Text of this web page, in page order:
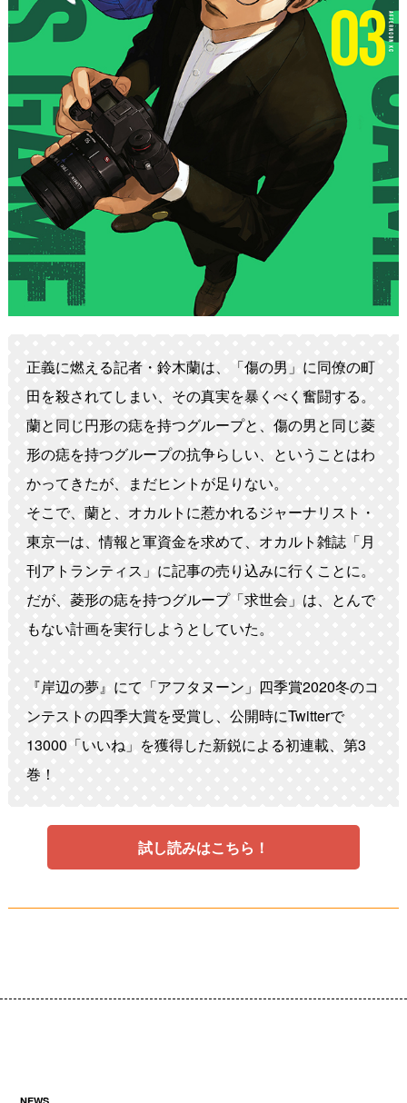
正義に燃える記者・鈴木蘭は、「傷の男」に同僚の町
田を殺されてしまい、その真実を暴くべく奮闘する。
蘭と同じ円形の痣を持つグループと、傷の男と同じ菱
形の痣を持つグループの抗争らしい、ということはわ
かってきたが、まだヒントが足りない。
そこで、蘭と、オカルトに惹かれるジャーナリスト・
東京一は、情報と軍資金を求めて、オカルト雑誌「月
刊アトランティス」に記事の売り込みに行くことに。
だが、菱形の痣を持つグループ「求世会」は、とんで
もない計画を実行しようとしていた。
『岸辺の夢』にて「アフタヌーン」四季賞2020冬のコ
ンテストの四季大賞を受賞し、公開時にTwitterで
13000「いいね」を獲得した新鋭による初連載、第3
巻！
試し読みはこちら！